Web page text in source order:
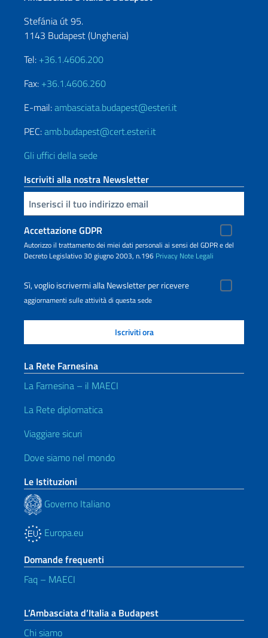
Stefánia út 95.
1143 Budapest (Ungheria)
Tel: +36.1.4606.200
Fax: +36.1.4606.260
E-mail:ambasciata.budapest@esteri.it
PEC:amb.budapest@cert.esteri.it
Gli uffici della sede
Iscriviti alla nostra Newsletter
Inserisci la tua email
Accettazione GDPR
Autorizzo il trattamento dei miei dati personali ai sensi del GDPR e del
Decreto Legislativo 30 giugno 2003, n.196 Privacy Note Legali
Sì, voglio iscrivermi alla Newsletter per ricevere
aggiornamenti sulle attività di questa sede
La Rete Farnesina
La Farnesina – il MAECI
La Rete diplomatica
Viaggiare sicuri
Dove siamo nel mondo
Le Istituzioni
Governo Italiano
Europa.eu
Domande frequenti
Faq – MAECI
L’Ambasciata d’Italia a Budapest
Chi siamo